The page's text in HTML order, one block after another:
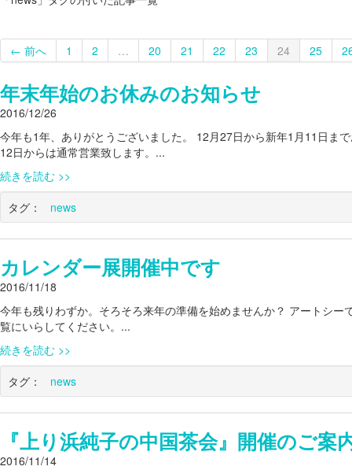
← 前へ 1 2 … 20 21 22 23 24 25
年末年始のお休みのお知らせ
2016/12/26
今年も1年、ありがとうございました。 12月27日から新年1月11日ま
12日からは通常営業致します。...
続きを読む
タグ：
news
カレンダー展開催中です
2016/11/18
今年も残りわずか。そろそろ来年の準備を始めませんか？ アートシ
覧にいらしてください。...
続きを読む
タグ：
news
『上り浜純子の中国茶会』開催のご案
2016/11/14